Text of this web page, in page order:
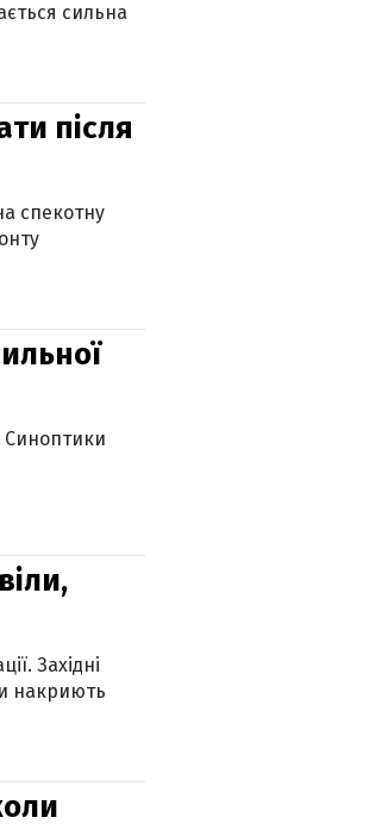
сильна
після
спекотну
Синоптики
Західні
накриють